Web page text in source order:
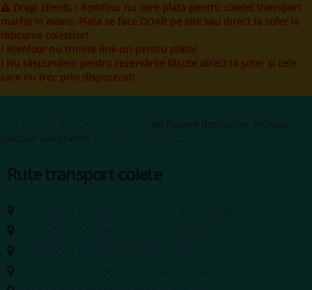
Dragi clienti, ! Romfour nu cere plata pentru colete( transport
marfa) in avans. Plata se face DOAR pe site sau direct la sofer la
ridicarea coletelor!
! Romfour nu trimite link-uri pentru plata!
! Nu răspundem pentru rezervările făcute direct la șofer și cele
care nu trec prin dispecerat!
pe fiecare destinație, inclusiv
calculul volumetric ·
Rute transport colete